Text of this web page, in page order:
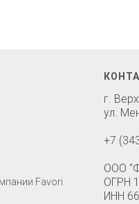
Favori.
г.
ул.
+7
ООО
ОГРН
ИНН